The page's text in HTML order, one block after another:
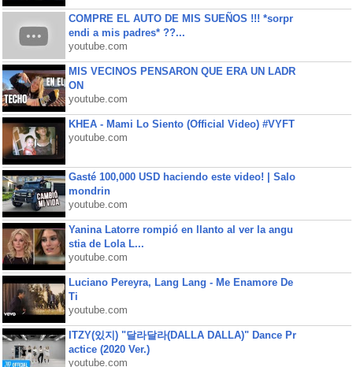
COMPRE EL AUTO DE MIS SUEÑOS !!! *sorpr
endi a mis padres* ??...
youtube.com
MIS VECINOS PENSARON QUE ERA UN LADR
ON
youtube.com
KHEA - Mami Lo Siento (Official Video) #VYFT
youtube.com
Gasté 100,000 USD haciendo este video! | Salo
mondrin
youtube.com
Yanina Latorre rompió en llanto al ver la angu
stia de Lola L...
youtube.com
Luciano Pereyra, Lang Lang - Me Enamore De
Ti
youtube.com
ITZY(있지) "달라달라(DALLA DALLA)" Dance Pr
actice (2020 Ver.)
youtube.com